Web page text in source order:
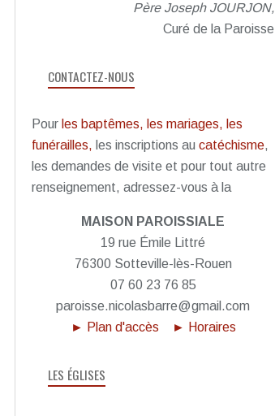
Père Joseph JOURJON,
Curé de la Paroisse
CONTACTEZ-NOUS
Pour les baptêmes, les mariages, les
funérailles, les inscriptions au catéchisme,
les demandes de visite et pour tout autre
renseignement, adressez-vous à la
MAISON PAROISSIALE
19 rue Émile Littré
76300 Sotteville-lès-Rouen
07 60 23 76 85
paroisse.nicolasbarre@gmail.com
► Plan d'accès
► Horaires
LES ÉGLISES